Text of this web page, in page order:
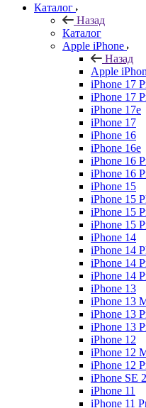
Каталог
Назад
Каталог
Apple iPhone
Назад
Apple
iPhone 17
iPhone 17
iPhone 17e
iPhone 17
iPhone 16
iPhone 16e
iPhone 16
iPhone 16
iPhone 15
iPhone 15
iPhone 15
iPhone 15
iPhone 14
iPhone 14
iPhone 14
iPhone 14
iPhone 13
iPhone 13
iPhone 13
iPhone 13
iPhone 12
iPhone 12
iPhone 12
iPhone SE
iPhone 11
iPhone 11